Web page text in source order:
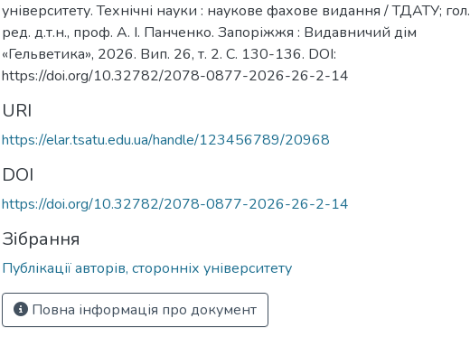
університету. Технічні науки : наукове фахове видання / ТДАТУ; гол.
ред. д.т.н., проф. А. І. Панченко. Запоріжжя : Видавничий дім
«Гельветика», 2026. Вип. 26, т. 2. С. 130-136. DOI:
https://doi.org/10.32782/2078-0877-2026-26-2-14
URI
https://elar.tsatu.edu.ua/handle/123456789/20968
DOI
https://doi.org/10.32782/2078-0877-2026-26-2-14
Зібрання
Публікації авторів, сторонніх університету
Повна інформація про документ